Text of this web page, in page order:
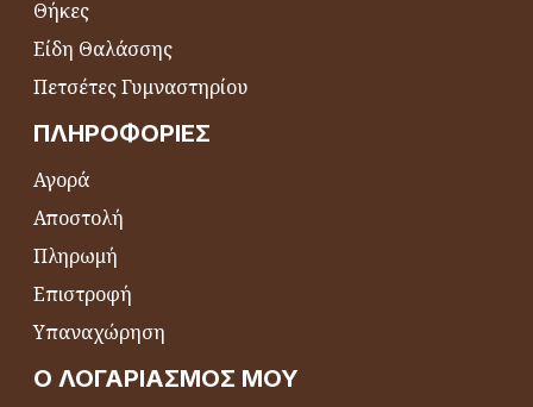
Θήκες
Είδη Θαλάσσης
Πετσέτες Γυμναστηρίου
ΠΛΗΡΟΦΟΡΊΕΣ
Αγορά
Αποστολή
Πληρωμή
Επιστροφή
Υπαναχώρηση
Ο ΛΟΓΑΡΙΑΣΜΌΣ ΜΟΥ